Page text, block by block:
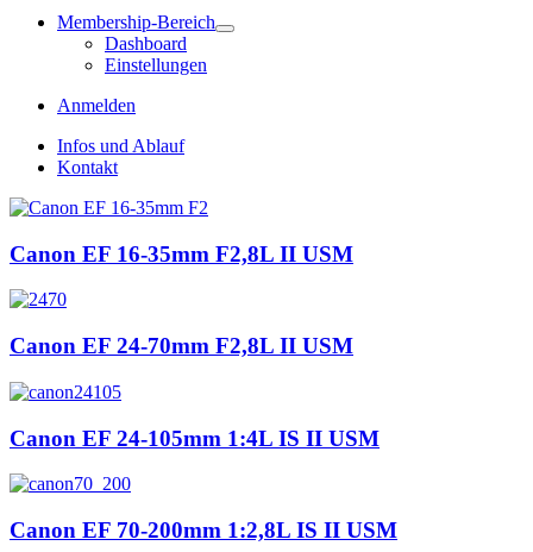
Membership-Bereich
Dashboard
Einstellungen
Anmelden
Infos und Ablauf
Kontakt
Canon EF 16-35mm F2,8L II USM
Canon EF 24-70mm F2,8L II USM
Canon EF 24-105mm 1:4L IS II USM
Canon EF 70-200mm 1:2,8L IS II USM